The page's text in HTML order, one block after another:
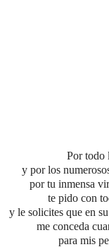
Por todo
y por los
por tu inmensa
te pido con
y le solicites que en
me conceda
para mis